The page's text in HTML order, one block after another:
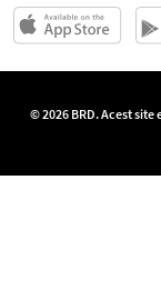
© 2026 BRD. Acest